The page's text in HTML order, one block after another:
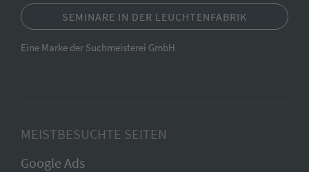
SEMINARE IN DER LEUCHTENFABRIK
Eine Marke der Suchmeisterei GmbH
MEISTBESUCHTE SEITEN
Google Ads